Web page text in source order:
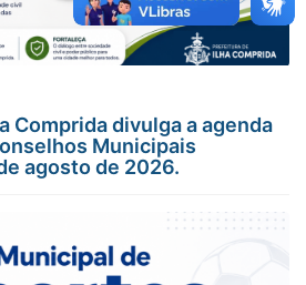
Comprida divulga a agenda
Municipais
agosto de 2026.